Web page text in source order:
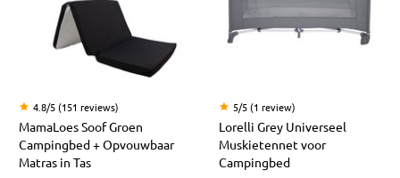
4.8/5 (151 reviews)
MamaLoes Soof Groen
Campingbed + Opvouwbaar
Matras in Tas
5/5 (1 review)
Lorelli Grey Universeel
Muskietennet voor
Campingbed